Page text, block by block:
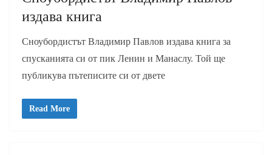
издава книга
Сноубордистът Владимир Павлов издава книга за
спусканията си от пик Ленин и Манаслу. Той ще
публикува пътеписите си от двете
Read More